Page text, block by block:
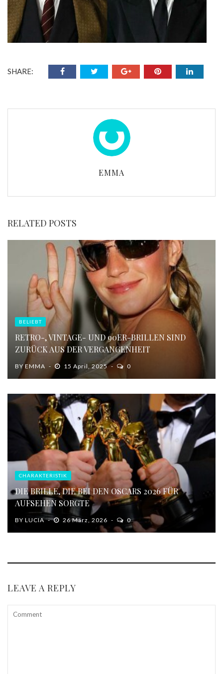
SHARE:
EMMA
RELATED POSTS
BELIEBT
RETRO-, VINTAGE- UND 90ER-BRILLEN SIND
ZURÜCK AUS DER VERGANGENHEIT
BYEMMA 15 April, 2025 0
CHARAKTERISTIK
DIE BRILLE, DIE BEI DEN OSCARS 2026 FÜR
AUFSEHEN SORGTE
BY LUCIA 26 März, 2026 0
LEAVE A REPLY